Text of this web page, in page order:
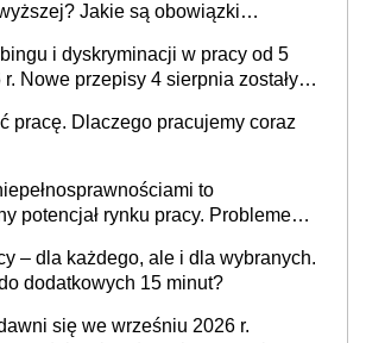
Jakie są obowiązki
i dyskryminacji w pracy od 5
r. Nowe przepisy 4 sierpnia zostały
pracę. Dlaczego pracujemy coraz
to
potencjał rynku pracy. Problemem
po stronie systemu i
[WYWIAD]
– dla każdego, ale i dla wybranych.
dodatkowych 15 minut?
się we wrześniu 2026 r.